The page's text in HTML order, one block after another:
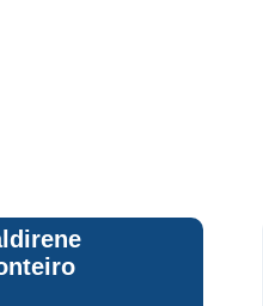
Assistencia Tecnica
Tecnica Forno Microondas